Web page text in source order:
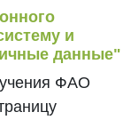
и
данные"
ФАО